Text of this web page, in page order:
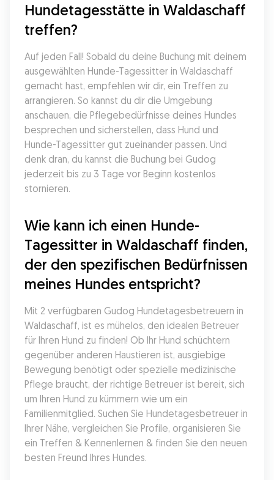
Hundetagesstätte in Waldaschaff
treffen?
Auf jeden Fall! Sobald du deine Buchung mit deinem
ausgewählten Hunde-Tagessitter in Waldaschaff
gemacht hast, empfehlen wir dir, ein Treffen zu
arrangieren. So kannst du dir die Umgebung
anschauen, die Pflegebedürfnisse deines Hundes
besprechen und sicherstellen, dass Hund und
Hunde-Tagessitter gut zueinander passen. Und
denk dran, du kannst die Buchung bei Gudog
jederzeit bis zu 3 Tage vor Beginn kostenlos
stornieren.
Wie kann ich einen Hunde-
Tagessitter in Waldaschaff finden,
der den spezifischen Bedürfnissen
meines Hundes entspricht?
Mit 2 verfügbaren Gudog Hundetagesbetreuern in
Waldaschaff, ist es mühelos, den idealen Betreuer
für Ihren Hund zu finden! Ob Ihr Hund schüchtern
gegenüber anderen Haustieren ist, ausgiebige
Bewegung benötigt oder spezielle medizinische
Pflege braucht, der richtige Betreuer ist bereit, sich
um Ihren Hund zu kümmern wie um ein
Familienmitglied. Suchen Sie Hundetagesbetreuer in
Ihrer Nähe, vergleichen Sie Profile, organisieren Sie
ein Treffen & Kennenlernen & finden Sie den neuen
besten Freund Ihres Hundes.